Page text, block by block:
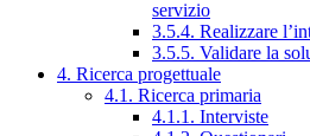
servizio
3.5.4. Realizzare
3.5.5. Validare la
4. Ricerca progettuale
4.1. Ricerca primaria
4.1.1. Interviste